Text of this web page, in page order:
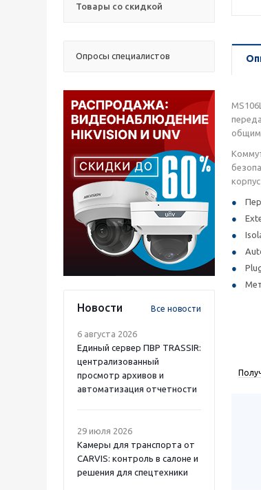
Товары со скидкой
Опросы специалистов
Новости Все новости
6 августа 2026
Единый сервер ПВР TRASSIR:
централизованный
просмотр архивов и
автоматизация отчетности
29 июля 2026
Камеры для транспорта от
CARVIS: контроль в салоне и
решения для спецтехники
общим